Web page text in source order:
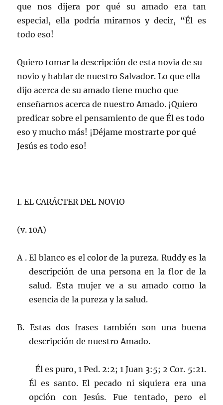
que nos dijera por qué su amado era tan
especial, ella podría mirarnos y decir, “Él es
todo eso!
Quiero tomar la descripción de esta novia de su
novio y hablar de nuestro Salvador. Lo que ella
dijo acerca de su amado tiene mucho que
enseñarnos acerca de nuestro Amado. ¡Quiero
predicar sobre el pensamiento de que Él es todo
eso y mucho más! ¡Déjame mostrarte por qué
Jesús es todo eso!
I. EL CARÁCTER DEL NOVIO
(v. 10A)
A . El blanco es el color de la pureza. Ruddy es la
descripción de una persona en la flor de la
salud. Esta mujer ve a su amado como la
esencia de la pureza y la salud.
B. Estas dos frases también son una buena
descripción de nuestro Amado.
Él es puro, 1 Ped. 2:2; 1 Juan 3:5; 2 Cor. 5:21.
Él es santo. El pecado ni siquiera era una
opción con Jesús. Fue tentado, pero el